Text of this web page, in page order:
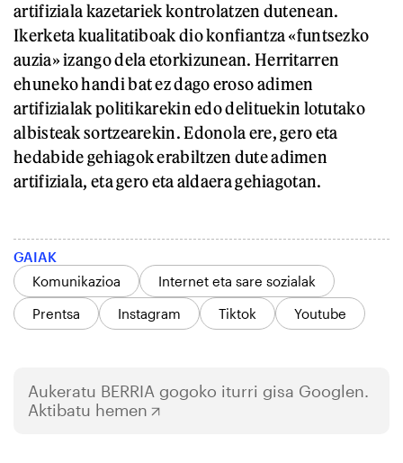
artifiziala kazetariek kontrolatzen dutenean.
Ikerketa kualitatiboak dio konfiantza «funtsezko
auzia» izango dela etorkizunean. Herritarren
ehuneko handi bat ez dago eroso adimen
artifizialak politikarekin edo delituekin lotutako
albisteak sortzearekin. Edonola ere, gero eta
hedabide gehiagok erabiltzen dute adimen
artifiziala, eta gero eta aldaera gehiagotan.
GAIAK
Komunikazioa
Internet eta sare sozialak
Prentsa
Instagram Tiktok Youtube
Aukeratu BERRIA gogoko iturri gisa Googlen.
Aktibatu hemen